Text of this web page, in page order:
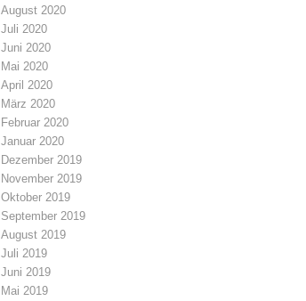
August 2020
Juli 2020
Juni 2020
Mai 2020
April 2020
März 2020
Februar 2020
Januar 2020
Dezember 2019
November 2019
Oktober 2019
September 2019
August 2019
Juli 2019
Juni 2019
Mai 2019